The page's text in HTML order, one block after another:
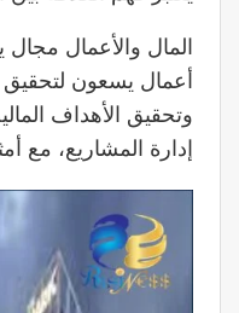
المال والأعمال مجال
أعمال يسعون لتحقيق
وتحقيق الأهداف
إدارة المشاريع، مع